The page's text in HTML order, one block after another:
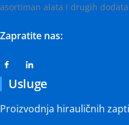
asortiman alata i drugih
Zapratite nas:
Usluge
Proizvodnja hirauličnih